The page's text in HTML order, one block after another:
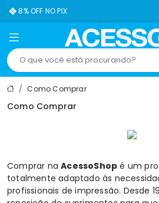
8% OFF NO PIX
Como Comprar
Como Comprar
Comprar naAcessoShop é um
totalmente adaptado às
profissionais de impressão. Desde